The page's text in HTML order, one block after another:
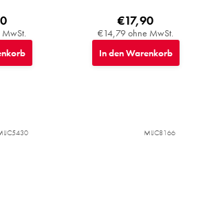
€14,79 ohne MwSt.
€17,90
In den Warenkorb
MIJC8166